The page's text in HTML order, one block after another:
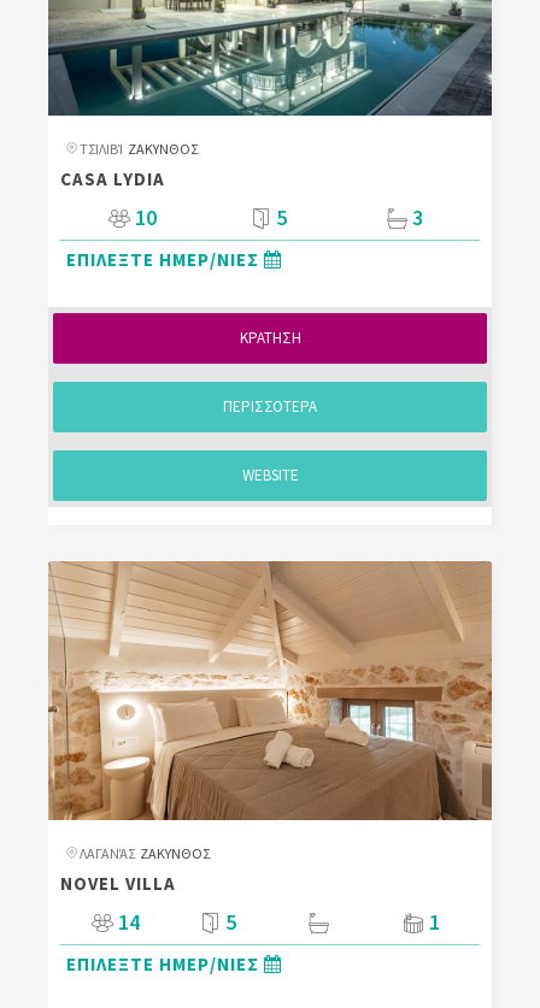
ΤΣΙΛΙΒΊ ΖΑΚΥΝΘΟΣ
CASA LYDIA
10 5 3
ΕΠΙΛΕΞΤΕ ΗΜΕΡ/ΝΙΕΣ
ΚΡΑΤΗΣΗ
ΠΕΡΙΣΣΟΤΕΡΑ
WEBSITE
ΛΑΓΑΝΆΣΖΑΚΥΝΘΟΣ
NOVEL VILLA
14 5 1
ΕΠΙΛΕΞΤΕ ΗΜΕΡ/ΝΙΕΣ